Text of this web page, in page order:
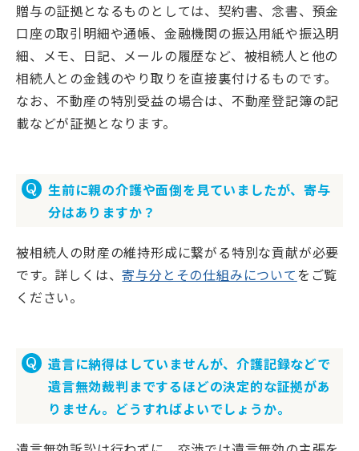
贈与の証拠となるものとしては、契約書、念書、預金
口座の取引明細や通帳、金融機関の振込用紙や振込明
細、メモ、日記、メールの履歴など、被相続人と他の
相続人との金銭のやり取りを直接裏付けるものです。
なお、不動産の特別受益の場合は、不動産登記簿の記
載などが証拠となります。
生前に親の介護や面倒を見ていましたが、寄与
分はありますか？
被相続人の財産の維持形成に繋がる特別な貢献が必要
です。詳しくは、寄与分とその仕組みについてをご覧
ください。
遺言に納得はしていませんが、介護記録などで
遺言無効裁判までするほどの決定的な証拠があ
りません。どうすればよいでしょうか。